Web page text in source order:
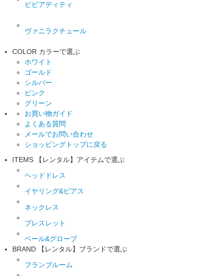
ビビアディティ
ヴァニラクチュール
COLOR カラーで選ぶ
ホワイト
ゴールド
シルバー
ピンク
グリーン
お買い物ガイド
よくある質問
メールでお問い合わせ
ショッピングトップに戻る
ITEMS
【レンタル】アイテムで選ぶ
ヘッドドレス
イヤリング&ピアス
ネックレス
ブレスレット
ベール&グローブ
BRAND
【レンタル】ブランドで選ぶ
フランブルーム